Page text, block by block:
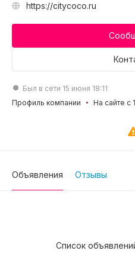
https://citycoco.ru
Был в сети 15 июня 18:11
Профиль компании
На сайте с
Объявления Отзывы
Список